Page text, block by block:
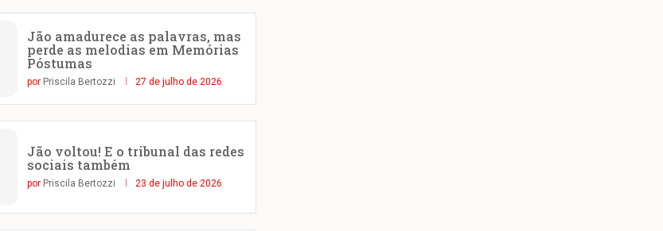
Jão amadurece as palavras, mas
perde as melodias em Memórias
Póstumas
por Priscila Bertozzi 27 de julho de 2026
Jão voltou! E o tribunal das redes
sociais também
por Priscila Bertozzi 23 de julho de 2026